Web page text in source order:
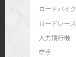
ロードバイク
ロードレース
人力飛行機
空手